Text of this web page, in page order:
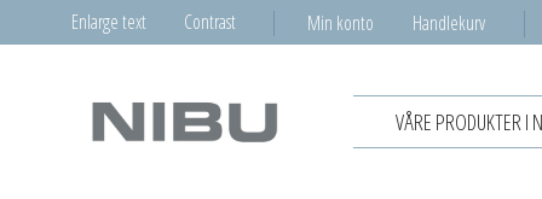
Enlarge text Contrast Min konto Handlekurv
VÅRE PRODUKTER I